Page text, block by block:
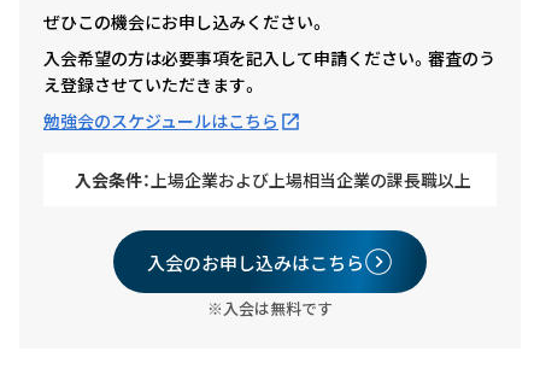
ぜひこの機会にお申し込みください。
入会希望の方は必要事項を記入して申請ください。審査のう
え登録させていただきます。
勉強会のスケジュールはこちら
入会条件：上場企業および上場相当企業の課長職以上
入会のお申し込みはこちら
※入会は無料です